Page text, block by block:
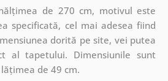
de 270 cm, motivul este
specificată, cel mai adesea fiind
dorită pe site, vei putea
al tapetului. Dimensiunile sunt
de 49 cm.